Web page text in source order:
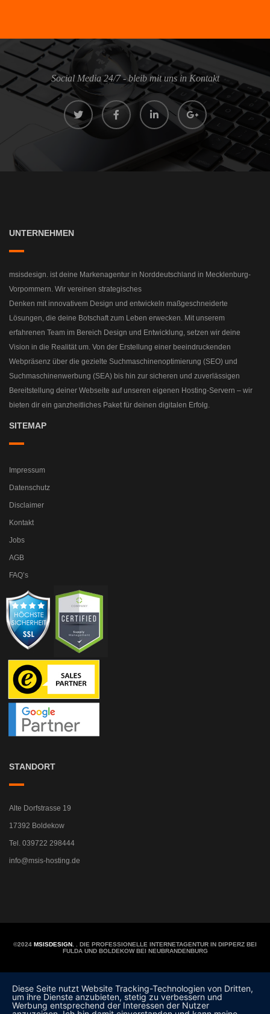
Social Media 24/7 - bleib mit uns in Kontakt
UNTERNEHMEN
msisdesign. ist deine Markenagentur in Norddeutschland in Mecklenburg-
Vorpommern. Wir vereinen strategisches
Denken mit innovativem Design und entwickeln maßgeschneiderte
Lösungen, die deine Botschaft zum Leben erwecken. Mit unserem
erfahrenen Team im Bereich Design und Entwicklung, setzen wir deine
Vision in die Realität um. Von der Erstellung einer beeindruckenden
Webpräsenz über die gezielte Suchmaschinenoptimierung (SEO) und
Suchmaschinenwerbung (SEA) bis hin zur sicheren und zuverlässigen
Bereitstellung deiner Webseite auf unseren eigenen Hosting-Servern – wir
bieten dir ein ganzheitliches Paket für deinen digitalen Erfolg.
SITEMAP
Impressum
Datenschutz
Disclaimer
Kontakt
Jobs
AGB
FAQ’s
STANDORT
Alte Dorfstrasse 19
17392 Boldekow
Tel. 039722 298444
info@msis-hosting.de
©2024 MSISDESIGN.
. DIE PROFESSIONELLE INTERNETAGENTUR IN DIPPERZ BEI
FULDA UND BOLDEKOW BEI NEUBRANDENBURG
Diese Seite nutzt Website Tracking-Technologien von Dritten,
um ihre Dienste anzubieten, stetig zu verbessern und
Werbung entsprechend der Interessen der Nutzer